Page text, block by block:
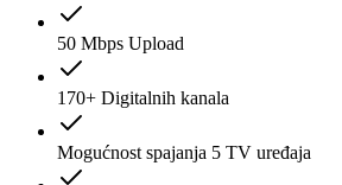
50 Mbps Upload
170+ Digitalnih kanala
Mogućnost spajanja 5 TV uređaja